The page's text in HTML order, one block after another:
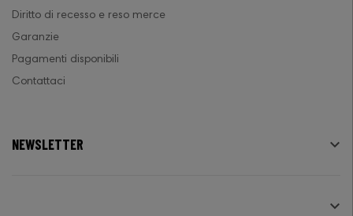
Diritto di recesso e reso merce
Garanzie
Pagamenti disponibili
Contattaci
NEWSLETTER 
